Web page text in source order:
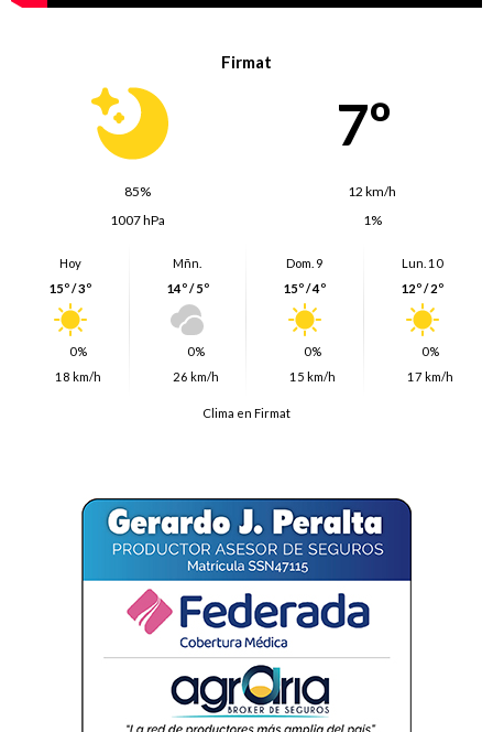
Firmat
7º
85%
12 km/h
1007 hPa
1%
Hoy
15º / 3º
0%
18 km/h
Mñn.
14º / 5º
0%
26 km/h
Dom. 9
15º / 4º
0%
15 km/h
Lun. 10
12º / 2º
0%
17 km/h
Clima en Firmat